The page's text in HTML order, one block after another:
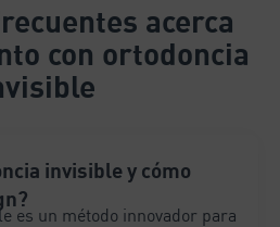
acerca
con ortodoncia
invisible y cómo
es un método innovador para